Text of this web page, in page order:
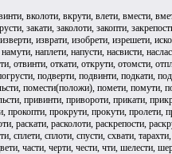
вколоти, вкрути, влети, вмести,
закати, заколоти, закопти,
изврати, изобрети, изрешети,
наплети, напусти, насвисти,
отвинти, откати, открути, отомсти,
подверти, подвинти, подкати,
помести(положи), помети, помути,
привинти, привороти, прикати,
прокопти, прокрути, прокути, пролети,
раскати, расколоти, раскрепости,
сплети, сплоти, спусти, схвати,
части, черти, чести, чти, шелести,